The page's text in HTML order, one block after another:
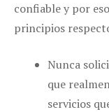
confiable y por
principios
Nunca
que
servicios